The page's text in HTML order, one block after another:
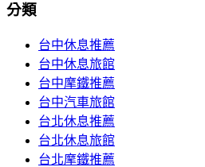
分類
台中休息推薦
台中休息旅館
台中摩鐵推薦
台中汽車旅館
台北休息推薦
台北休息旅館
台北摩鐵推薦